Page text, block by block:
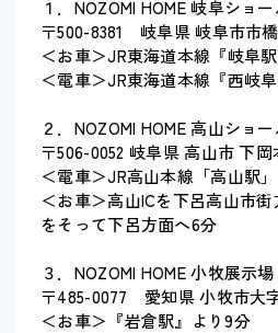
１．NOZOMI HOME 岐阜ショ
〒500-8381 岐阜県 岐阜市市
＜お車＞JR東海道本線『岐阜
＜電車＞JR東海道本線『西岐
２．NOZOMI HOME 高山ショ
〒506-0052 岐阜県 高山市 下岡
＜電車＞JR高山本線「高山駅
＜お車＞高山ICを下呂高山市
をそって下呂方面へ6分
３．NOZOMI HOME 小牧展示場
〒485-0077 愛知県 小牧市大
＜お車＞『岩倉駅』より9分